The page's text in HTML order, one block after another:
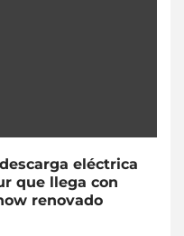
eléctrica
que llega con
renovado